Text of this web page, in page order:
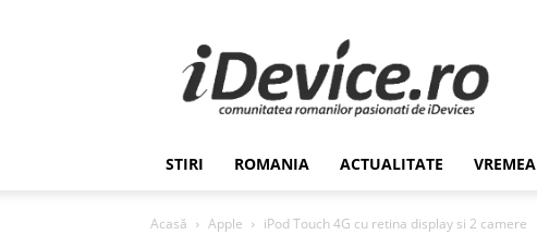
Stiri
de
Ultima
Ora
Romania,
Economie,
STIRI ROMANIA ACTUALITATE VREMEA
Acasă Apple iPod Touch 4G cu retina display si 2 camere